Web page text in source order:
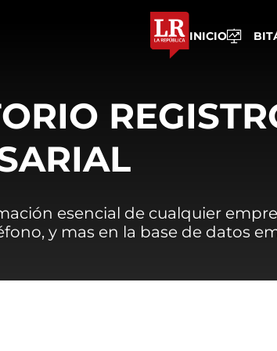
INICIO
esencial de cualquier
y mas en la base de datos